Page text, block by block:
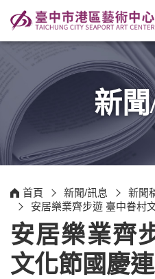
新
首頁 新聞/訊息
新聞
安居樂業齊步遊 臺中眷村
安居樂業齊
文化節國慶